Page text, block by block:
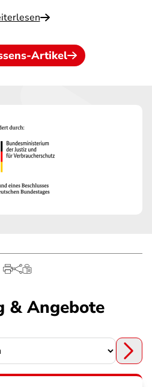
Artikel
& Angebote